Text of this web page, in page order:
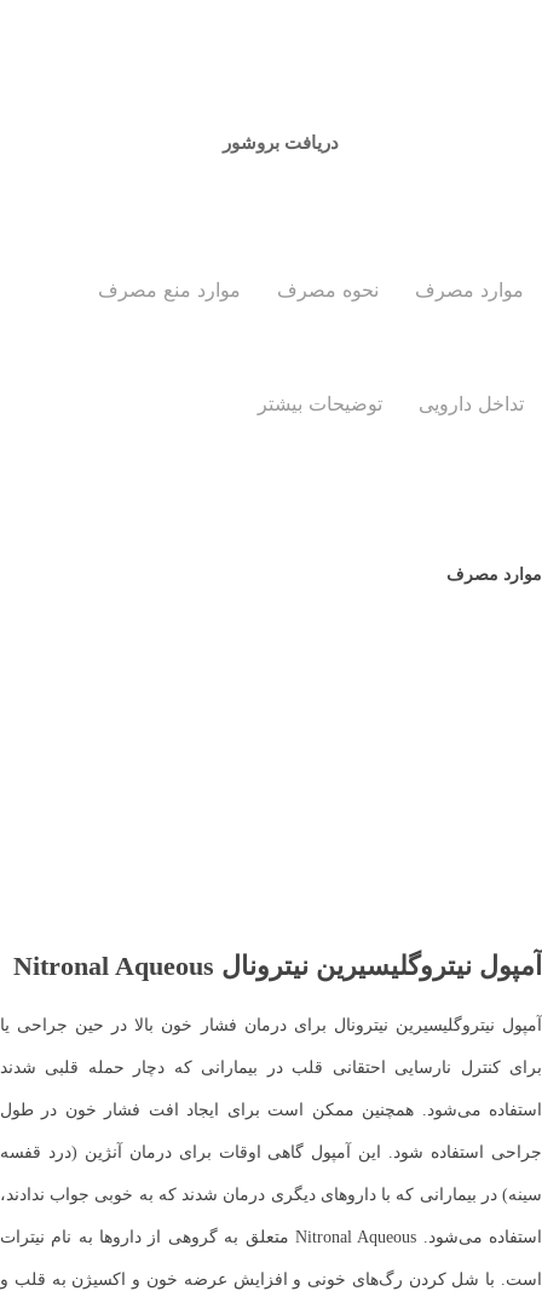
دریافت بروشور
موارد مصرف نحوه مصرف موارد منع مصرف
تداخل دارویی توضیحات بیشتر
موارد مصرف
آمپول نیتروگلیسیرین نیترونال Nitronal Aqueous
آمپول نیتروگلیسیرین نیترونال برای درمان فشار خون بالا در حین جراحی یا
برای کنترل نارسایی احتقانی قلب در بیمارانی که دچار حمله قلبی شدند
استفاده می‌شود. همچنین ممکن است برای ایجاد افت فشار خون در طول
جراحی استفاده شود. این آمپول گاهی اوقات برای درمان آنژین (درد قفسه
سینه) در بیمارانی که با داروهای دیگری درمان شدند که به خوبی جواب ندادند،
استفاده می‌شود. Nitronal Aqueous متعلق به گروهی از داروها به نام نیترات
است. با شل کردن رگ‌های خونی و افزایش عرضه خون و اکسیژن به قلب و